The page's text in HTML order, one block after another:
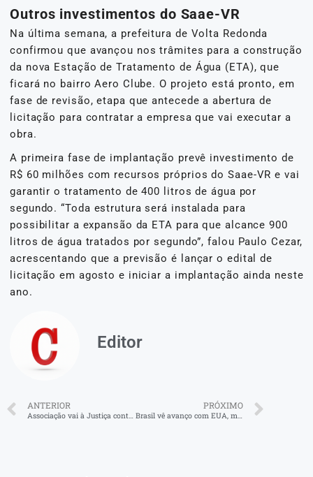
Outros investimentos do Saae-VR
Na última semana, a prefeitura de Volta Redonda
confirmou que avançou nos trâmites para a construção
da nova Estação de Tratamento de Água (ETA), que
ficará no bairro Aero Clube. O projeto está pronto, em
fase de revisão, etapa que antecede a abertura de
licitação para contratar a empresa que vai executar a
obra.
A primeira fase de implantação prevê investimento de
R$ 60 milhões com recursos próprios do Saae-VR e vai
garantir o tratamento de 400 litros de água por
segundo. “Toda estrutura será instalada para
possibilitar a expansão da ETA para que alcance 900
litros de água tratados por segundo”, falou Paulo Cezar,
acrescentando que a previsão é lançar o edital de
licitação em agosto e iniciar a implantação ainda neste
ano.
Editor
ANTERIOR
Associação vai à Justiça contra prefeitura de Resende para exigir transparência na seleção de beneficiários do Minha Casa Minha Vida
PRÓXIMO
Brasil vê avanço com EUA, mas etanol está fora de negociação